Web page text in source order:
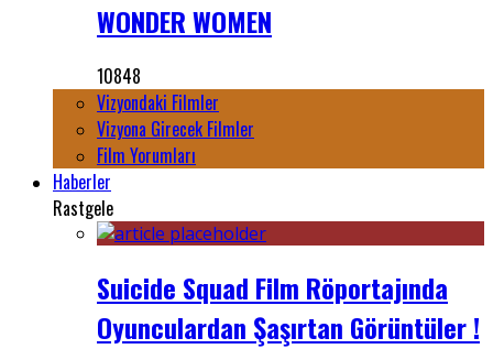
WONDER WOMEN
10848
Vizyondaki Filmler
Vizyona Girecek Filmler
Film Yorumları
Haberler
Rastgele
Suicide Squad Film Röportajında
Oyunculardan Şaşırtan Görüntüler !